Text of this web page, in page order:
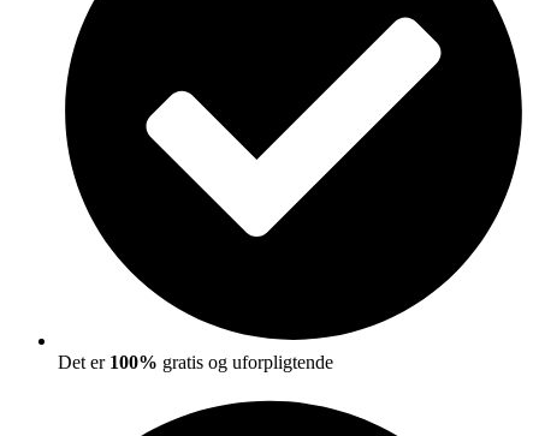
Det er 100% gratis og uforpligtende